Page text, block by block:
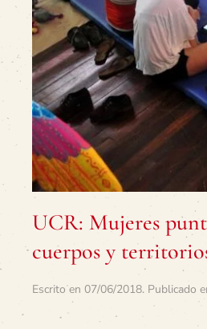
UCR: Mujeres
cuerpos y
Escrito en 07/06/2018. Publicado